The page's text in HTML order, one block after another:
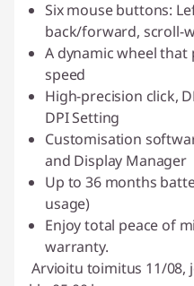
Six mouse buttons:
back/forward, scroll-
A dynamic wheel
speed
High-precision click,
DPI Setting
Customisation
and Display Manager
Up to 36 months
usage)
Enjoy total peace of
warranty.
Arvioitu toimitus 11/08,